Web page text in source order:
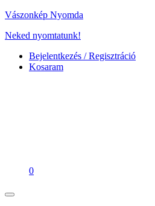
Vászonkép Nyomda
Neked nyomtatunk!
Bejelentkezés / Regisztráció
Kosaram
0